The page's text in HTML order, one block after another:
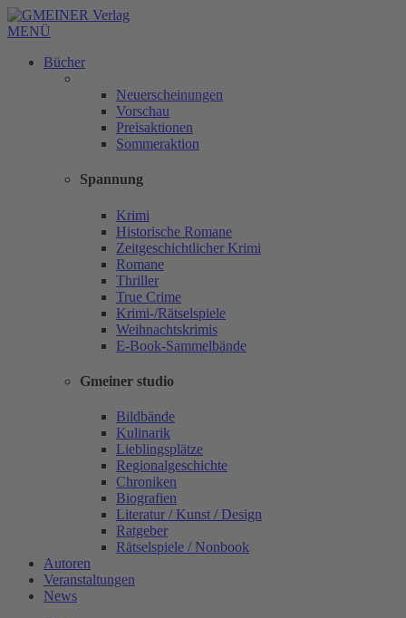
MENÜ
Bücher
Neuerscheinungen
Vorschau
Preisaktionen
Sommeraktion
Spannung
Krimi
Historische Romane
Zeitgeschichtlicher Krimi
Romane
Thriller
True Crime
Krimi-/Rätselspiele
Weihnachtskrimis
E-Book-Sammelbände
Gmeiner studio
Bildbände
Kulinarik
Lieblingsplätze
Regionalgeschichte
Chroniken
Biografien
Literatur / Kunst / Design
Ratgeber
Rätselspiele / Nonbook
Autoren
Veranstaltungen
News